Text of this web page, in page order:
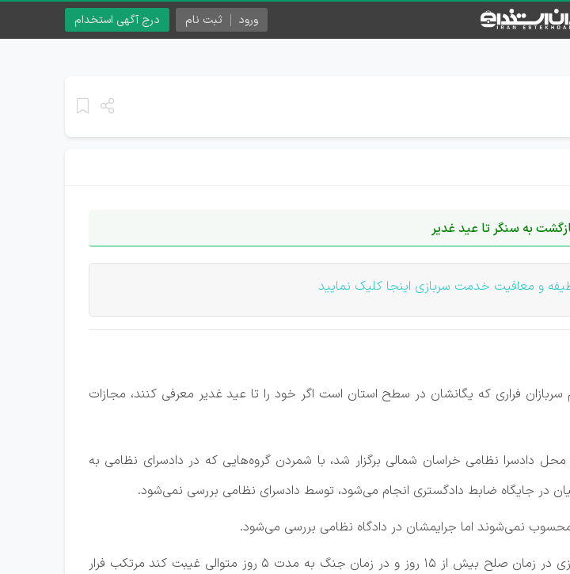
درج آگهی استخدام ورود ثبت نام
به سنگر تا عید غدیر
و معافیت خدمت سربازی اینجا کلیک نمایید
فراری که یگانشان در سطح استان است اگر خود را تا عید غدیر معرفی کنند، مجازات
دادسرا نظامی خراسان شمالی برگزار شد، با شمردن گروه‌هایی که در دادسرای نظامی به
در جایگاه ضابط دادگستری انجام می‌شود، توسط دادسرای نظامی بررسی نمی‌شود.
محسوب نمی‌شوند اما جرایمشان در دادگاه نظامی بررسی می‌شود.
وی بیشترین جرم در استان را فرار از خدمت سربازی عنوان کرد و افزود: اگر سربازی در زمان صلح بیش از ۱۵ روز و در زمان جنگ به مدت ۵ روز متوالی غیبت کند مرتکب فرار